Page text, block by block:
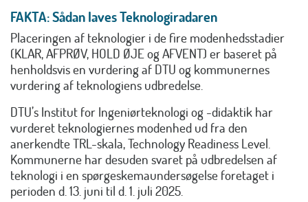
FAKTA: Sådan laves Teknologiradaren
Placeringen af teknologier i de fire modenhedsstadier
(KLAR, AFPRØV, HOLD ØJE og AFVENT) er baseret på
henholdsvis en vurdering af DTU og kommunernes
vurdering af teknologiens udbredelse.
DTU’s Institut for Ingeniørteknologi og -didaktik har
vurderet teknologiernes modenhed ud fra den
anerkendte TRL-skala, Technology Readiness Level.
Kommunerne har desuden svaret på udbredelsen af
teknologi i en spørgeskemaundersøgelse foretaget i
perioden d. 13. juni til d. 1. juli 2025.